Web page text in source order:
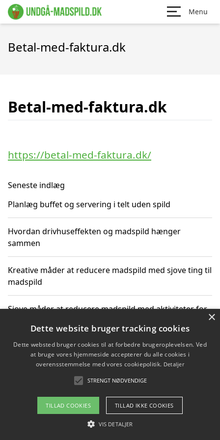
Menu
Betal-med-faktura.dk
Betal-med-faktura.dk
https://betal-med-faktura.dk/
Seneste indlæg
Planlæg buffet og servering i telt uden spild
Hvordan drivhuseffekten og madspild hænger
sammen
Kreative måder at reducere madspild med sjove ting til
madspild
Sjove måder at reducere madspild med aktiviteter for
Hvor finder jeg nemme måltidskasser i Vejle
Om / kontakt
Blog Betingelser
×
Dette website bruger tracking cookies
Dette websted bruger cookies til at forbedre brugeroplevelsen. Ved
at bruge vores hjemmeside accepterer du alle cookies i
overensstemmelse med vores cookiepolitik. Detaljer
STRENGT NØDVENDIGE
TILLAD COOKIES TILLAD IKKE COOKIES
VIS DETALJER